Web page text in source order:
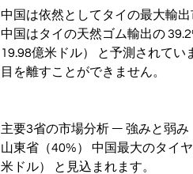
中国は依然としてタイの最大輸出
中国はタイの天然ゴム輸出の
19.98億米ドル） と予測されて
目を離すことができません。
主要3省の市場分析 ― 強みと弱み
山東省（40%） 中国最大のタイ
米ドル） と見込まれます。